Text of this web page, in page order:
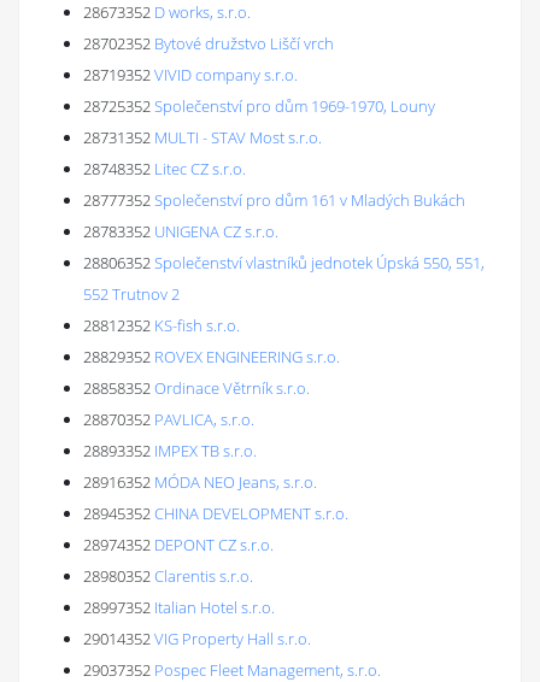
28673352 D works, s.r.o.
28702352 Bytové družstvo Liščí vrch
28719352VIVID company s.r.o.
28725352Společenství pro dům 1969-1970, Louny
28731352 MULTI - STAV Most s.r.o.
28748352 Litec CZ s.r.o.
28777352Společenství pro dům 161 v Mladých Bukách
28783352 UNIGENA CZ s.r.o.
28806352Společenství vlastníků jednotek Úpská 550, 551,
552 Trutnov 2
28812352 KS-fish s.r.o.
28829352 ROVEX ENGINEERING s.r.o.
28858352Ordinace Větrník s.r.o.
28870352 PAVLICA, s.r.o.
28893352 IMPEX TB s.r.o.
28916352 MÓDA NEO Jeans, s.r.o.
28945352CHINA DEVELOPMENT s.r.o.
28974352 DEPONT CZ s.r.o.
28980352Clarentis s.r.o.
28997352 Italian Hotel s.r.o.
29014352VIG Property Hall s.r.o.
29037352 Pospec Fleet Management, s.r.o.